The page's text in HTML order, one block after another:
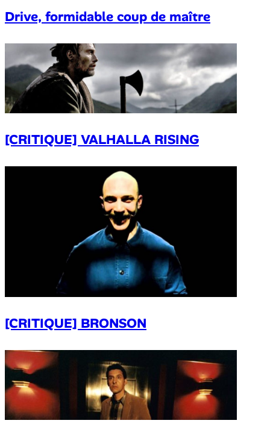
Drive, formidable coup de maître
[CRITIQUE] VALHALLA RISING
[CRITIQUE] BRONSON